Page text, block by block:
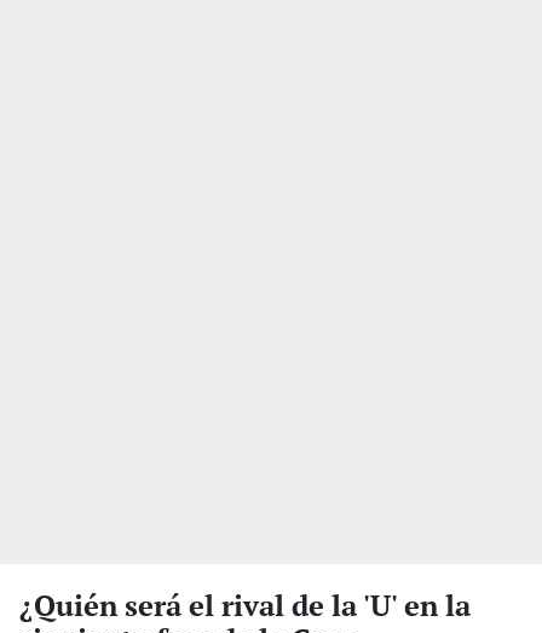
¿Quién será el rival de la 'U' en la